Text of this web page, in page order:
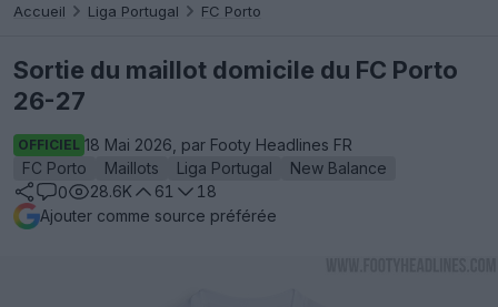
Accueil Liga Portugal FC Porto
Sortie du maillot domicile du FC Porto
26-27
OFFICIEL 18 Mai 2026, par Footy Headlines FR
FC Porto
Maillots Liga Portugal
New Balance
0
28.6K 61
18
Ajouter comme source préférée